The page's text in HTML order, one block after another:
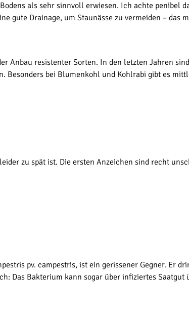
als sehr sinnvoll erwiesen. Ich achte penibel
Drainage, um Staunässe zu vermeiden – das
Anbau resistenter Sorten. In den letzten Jahren
Besonders bei Blumenkohl und Kohlrabi gibt es
zu spät ist. Die ersten Anzeichen sind recht
pv. campestris, ist ein gerissener Gegner. Er
Das Bakterium kann sogar über infiziertes Saatgut